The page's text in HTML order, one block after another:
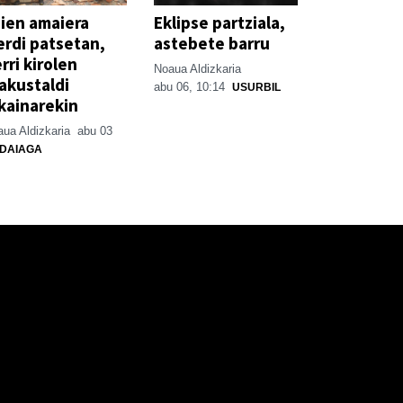
amaiera
patsetan,
kirolen
Aldizkaria abu 03
Eklipse partziala,
astebete barru
Noaua Aldizkaria
abu 06, 10:14 USURBIL